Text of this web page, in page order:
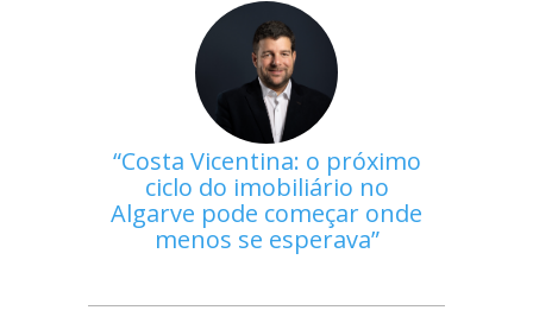
Costa Vicentina: o próximo
ciclo do imobiliário no
Algarve pode começar onde
menos se esperava